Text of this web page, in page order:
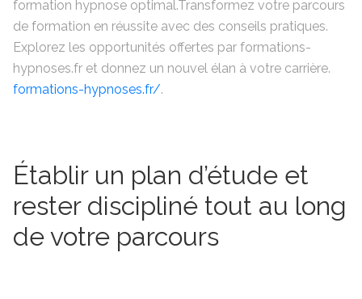
formation hypnose optimal.Transformez votre parcours
de formation en réussite avec des conseils pratiques.
Explorez les opportunités offertes par formations-
hypnoses.fr et donnez un nouvel élan à votre carrière.
formations-hypnoses.fr/.
Établir un plan d’étude et
rester discipliné tout au long
de votre parcours